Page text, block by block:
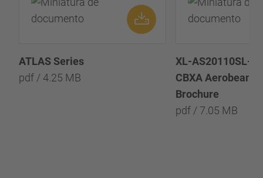
ATLAS Series
pdf / 4.25 MB
XL-AS20110SL-
CBXA
Brochure
pdf / 7.05 MB